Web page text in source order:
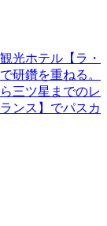
光ホテル【ラ・
研鑽を重ねる。
三ツ星までのレ
ンス】でパスカ